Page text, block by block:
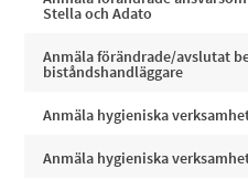
Stella och Adato
Anmäla förändrade/avslutat
biståndshandläggare
Anmäla hygieniska
Anmäla hygieniska